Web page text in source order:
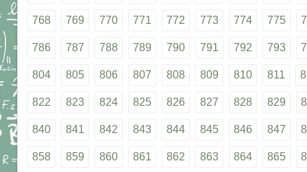
768 769 770 771 772 773 774 775
786 787 788 789 790 791 792 793
804 805 806 807 808 809 810 811
822 823 824 825 826 827 828 829
840 841 842 843 844 845 846 847
858 859 860 861 862 863 864 865